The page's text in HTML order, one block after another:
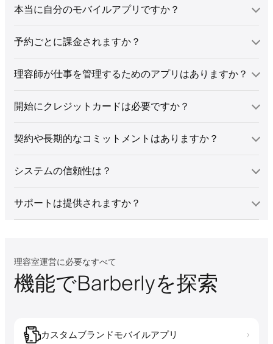
本当に自分のモバイルアプリですか？
予約ごとに課金されますか？
理容師が仕事を管理するためのアプリはありますか？
開始にクレジットカードは必要ですか？
契約や長期的なコミットメントはありますか？
システムの信頼性は？
サポートは提供されますか？
理容室運営に必要なすべて
機能でBarberlyを探索
カスタムブランドモバイルアプリ ›